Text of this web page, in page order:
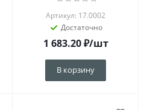
Артикул: 17.0002
Достаточно
1 683.20₽/шт
В корзину